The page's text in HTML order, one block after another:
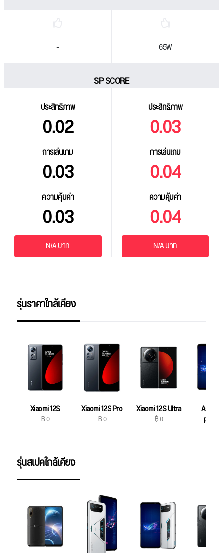
- 65W
SP SCORE
ประสิทธิภาพ
0.02
การเล่นเกม
0.03
ความคุ้มค่า
0.03
ประสิทธิภาพ
0.03
การเล่นเกม
0.04
ความคุ้มค่า
0.04
N/A บาท N/A บาท
รุ่นราคาใกล้เคียง
Xiaomi 12S
฿ 0
Xiaomi 12S Pro
฿ 0
Xiaomi 12S Ultra
฿ 0
Asus
รุ่นสเปคใกล้เคียง